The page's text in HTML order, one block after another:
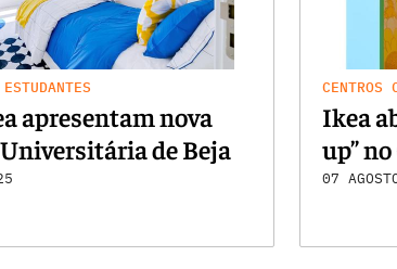
apresentam nova
de Beja
CENTROS
Ikea
up”
07